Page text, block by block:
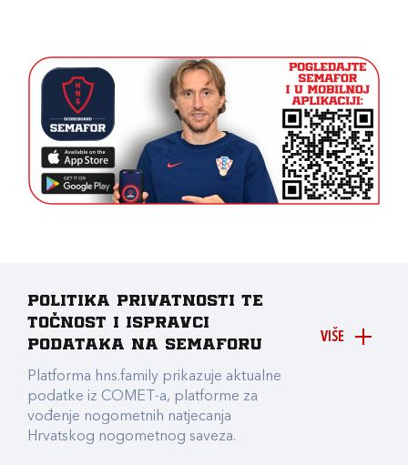
VIŠE
Politika privatnosti te
točnost i ispravci
podataka na Semaforu
Platforma hns.family prikazuje aktualne
podatke iz COMET-a, platforme za
vođenje nogometnih natjecanja
Hrvatskog nogometnog saveza.